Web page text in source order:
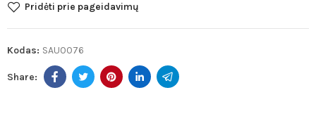
Pridėti prie pageidavimų
Kodas: SAU0076